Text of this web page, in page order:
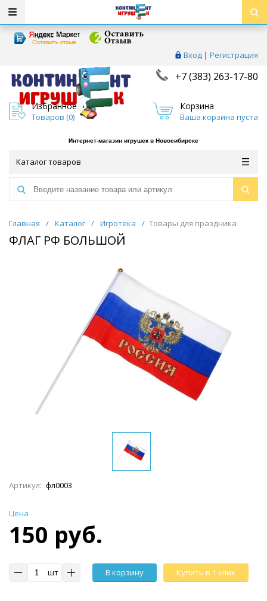
Вход | Регистрация
+7 (383) 263-17-80
Избранное
Товаров (0)
Корзина
Ваша корзина пуста
Интернет-магазин игрушек в Новосибирске
Каталог товаров
Главная / Каталог / Игротека / Товары для праздника
ФЛАГ РФ БОЛЬШОЙ
Артикул: фл0003
Цена
150 руб.
шт В корзину Купить в 1 клик